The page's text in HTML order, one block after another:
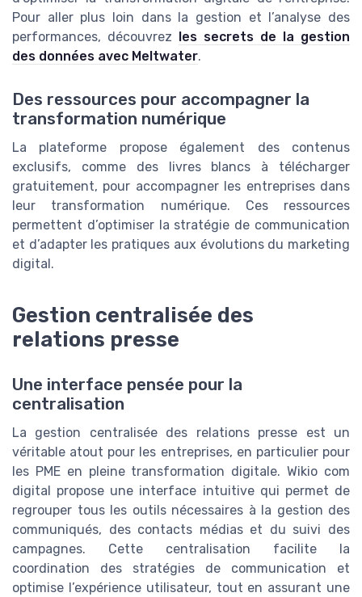
Pour aller plus loin dans la gestion et l’analyse des
performances, découvrez les secrets de la gestion
des données avec Meltwater.
Des ressources pour accompagner la
transformation numérique
La plateforme propose également des contenus
exclusifs, comme des livres blancs à télécharger
gratuitement, pour accompagner les entreprises dans
leur transformation numérique. Ces ressources
permettent d’optimiser la stratégie de communication
et d’adapter les pratiques aux évolutions du marketing
digital.
Gestion centralisée des
relations presse
Une interface pensée pour la
centralisation
La gestion centralisée des relations presse est un
véritable atout pour les entreprises, en particulier pour
les PME en pleine transformation digitale. Wikio com
digital propose une interface intuitive qui permet de
regrouper tous les outils nécessaires à la gestion des
communiqués, des contacts médias et du suivi des
campagnes. Cette centralisation facilite la
coordination des stratégies de communication et
optimise l’expérience utilisateur, tout en assurant une